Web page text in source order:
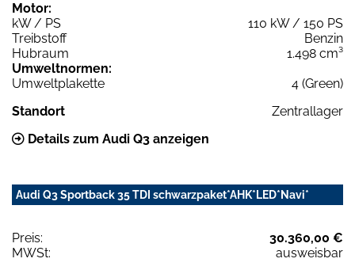
Motor:
kW / PS
110 kW / 150 PS
Treibstoff
Benzin
Hubraum
1.498 cm³
Umweltnormen:
Umweltplakette
4 (Green)
Standort
Zentrallager
Details zum Audi Q3 anzeigen
Audi Q3 Sportback 35 TDI schwarzpaket*AHK*LED*Navi*
Preis:
30.360,00 €
MWSt:
ausweisbar